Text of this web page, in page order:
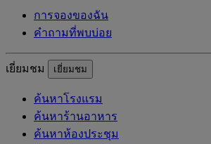
การจองของฉัน
คำถามที่พบบ่อย
เยี่ยมชม เยี่ยมชม
ค้นหาโรงแรม
ค้นหาร้านอาหาร
ค้นหาห้องประชุม